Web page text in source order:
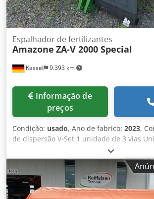
Kassel 9.393 km
Espalhador de fertilizantes
Amazone ZA-V 2000 Special
preços
Condição: usado, Ano de fabrico: 2023,
de dispersão V-Set 1 unidade de 3 vias
limitação de dispersão Limiter V / Arco de
S Dispositivo de rolagem removível
espalhamento ZA-V Extensão de
articulado com embreagem de fricção
montagem para equipamentos básicos ZA